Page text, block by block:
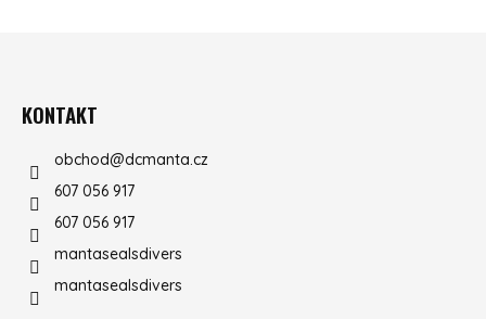
KONTAKT
obchod@dcmanta.cz
607 056 917
607 056 917
mantasealsdivers
mantasealsdivers